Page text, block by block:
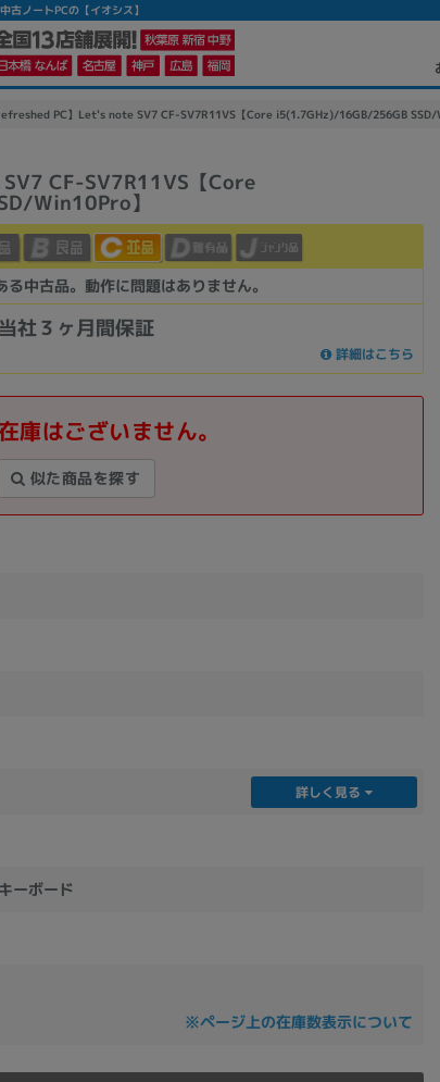
ノートPCの【イオシス】
PC】Let's note SV7 CF-SV7R11VS【Core i5(1.7GHz)/16GB/256GB
CF-SV7R11VS【Core
Win10Pro】
中古品。動作に問題はありません。
当社３ヶ月間保証
詳細はこちら
庫はございません。
似た商品を探す
詳しく見る
ーボード
※ページ上の在庫数表示について